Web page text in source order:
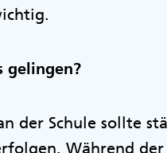
gelingen?
der Schule sollte
Während der